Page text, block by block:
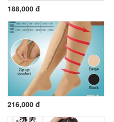
188,000 đ
216,000 đ